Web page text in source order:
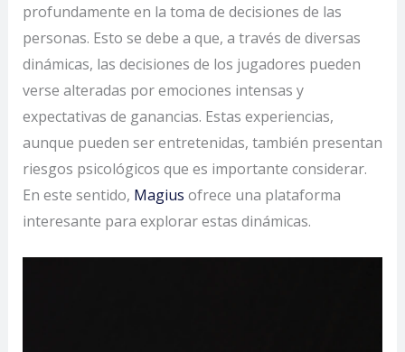
profundamente en la toma de decisiones de las
personas. Esto se debe a que, a través de diversas
dinámicas, las decisiones de los jugadores pueden
verse alteradas por emociones intensas y
expectativas de ganancias. Estas experiencias,
aunque pueden ser entretenidas, también presentan
riesgos psicológicos que es importante considerar.
En este sentido, Magius ofrece una plataforma
interesante para explorar estas dinámicas.